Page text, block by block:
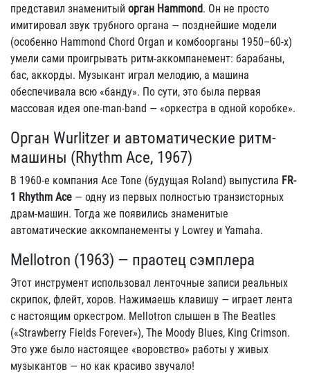
представил знаменитый орган Hammond. Он не просто
имитировал звук трубного органа — позднейшие модели
(особенно Hammond Chord Organ и комбоорганы 1950–60-х)
умели сами проигрывать ритм-аккомпанемент: барабаны,
бас, аккорды. Музыкант играл мелодию, а машина
обеспечивала всю «банду». По сути, это была первая
массовая идея one-man-band — «оркестра в одной коробке».
Орган Wurlitzer и автоматические ритм-
машины (Rhythm Ace, 1967)
В 1960-е компания Ace Tone (будущая Roland) выпустила FR-
1 Rhythm Ace — одну из первых полностью транзисторных
драм-машин. Тогда же появились знаменитые
автоматические аккомпанементы у Lowrey и Yamaha.
Mellotron (1963) — праотец сэмплера
Этот инструмент использовал ленточные записи реальных
скрипок, флейт, хоров. Нажимаешь клавишу — играет лента
с настоящим оркестром. Mellotron слышен в The Beatles
(«Strawberry Fields Forever»), The Moody Blues, King Crimson.
Это уже было настоящее «воровство» работы у живых
музыкантов — но как красиво звучало!